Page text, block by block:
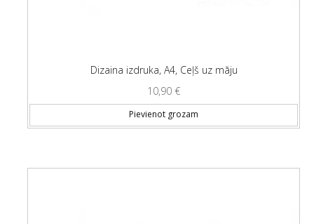
Dizaina izdruka, A4, Ceļš uz māju
10,90 €
Pievienot grozam